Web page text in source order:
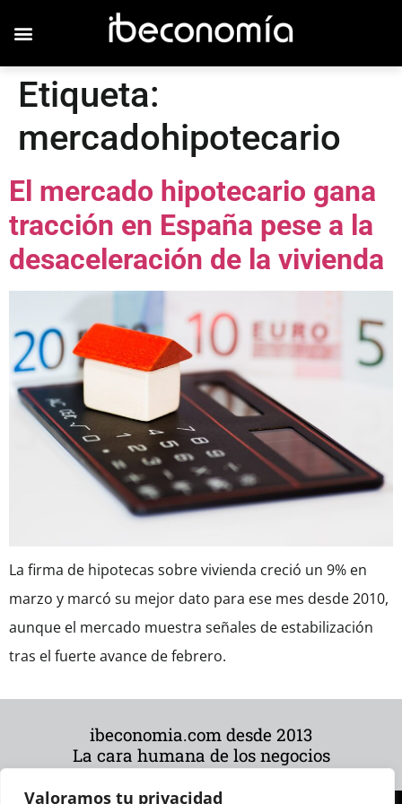
Valoramos tu privacidad
Etiqueta:
mercadohipotecario
El mercado hipotecario gana
tracción en España pese a la
desaceleración de la vivienda
La firma de hipotecas sobre vivienda creció un 9% en
marzo y marcó su mejor dato para ese mes desde 2010,
aunque el mercado muestra señales de estabilización
tras el fuerte avance de febrero.
ibeconomia.com desde 2013
La cara humana de los negocios